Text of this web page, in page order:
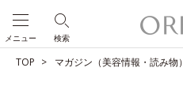
検索
メニュー
TOP マガジン（美容情報・読み物）